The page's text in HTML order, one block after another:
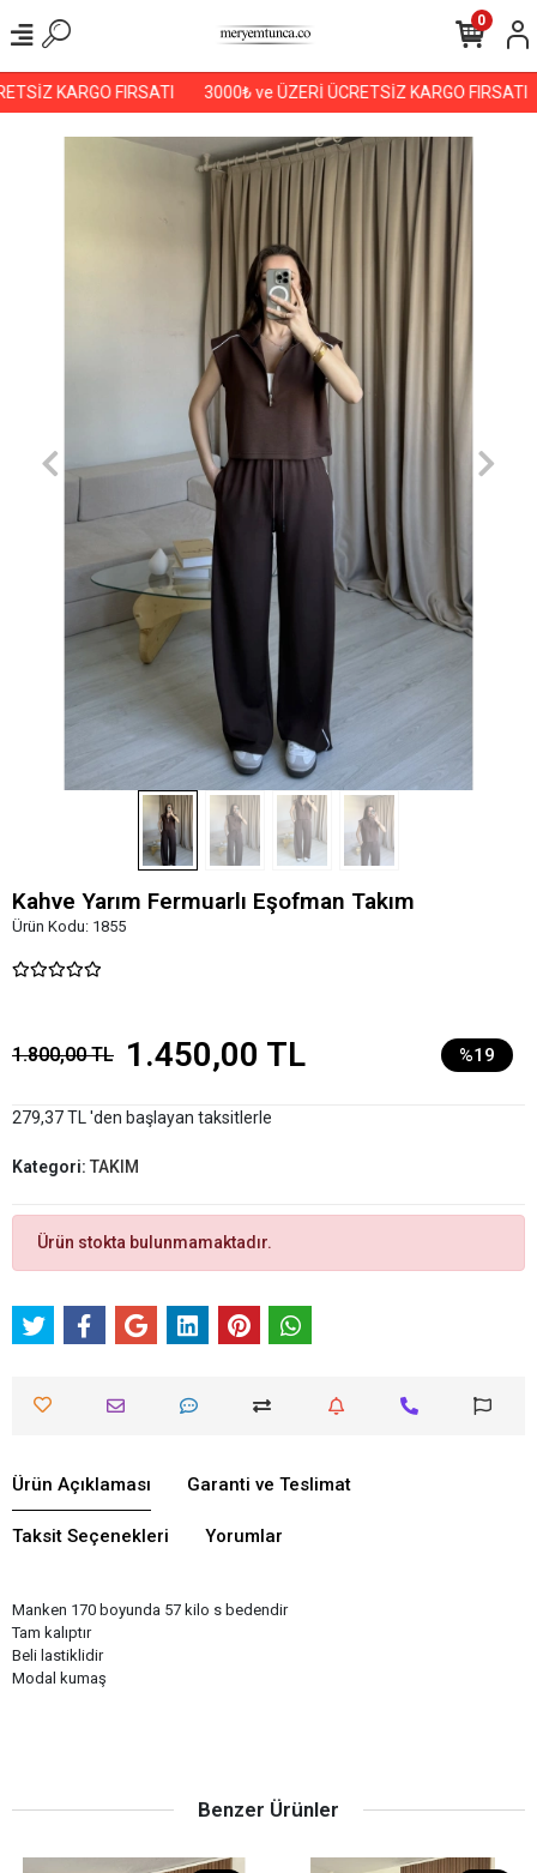
KARGO FIRSATI 3000₺ ve ÜZERİ ÜCRETSİZ KARGO FIRSATI
0
Kahve Yarım Fermuarlı Eşofman Takım
Ürün Kodu: 1855
1.800,00 TL 1.450,00 TL %19
279,37 TL 'den başlayan taksitlerle
Kategori: TAKIM
Ürün stokta bulunmamaktadır.
Ürün Açıklaması Garanti ve Teslimat
Taksit Seçenekleri Yorumlar
Manken 170 boyunda 57 kilo s bedendir
Tam kalıptır
Beli lastiklidir
Modal kumaş
Benzer Ürünler